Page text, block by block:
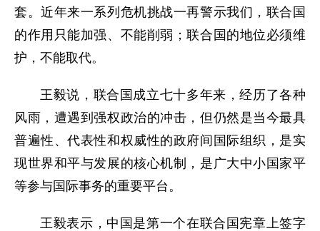
套。近年来一系列危机挑战一再警示我们，联合国
的作用只能加强、不能削弱；联合国的地位必须维
护，不能取代。
王毅说，联合国成立七十多年来，经历了各种
风雨，遭遇到强权政治的冲击，但仍然是当今最具
普遍性、代表性和权威性的政府间国际组织，是实
现世界和平与发展的核心机制，是广大中小国家平
等参与国际事务的重要平台。
王毅表示，中国是第一个在联合国宪章上签字